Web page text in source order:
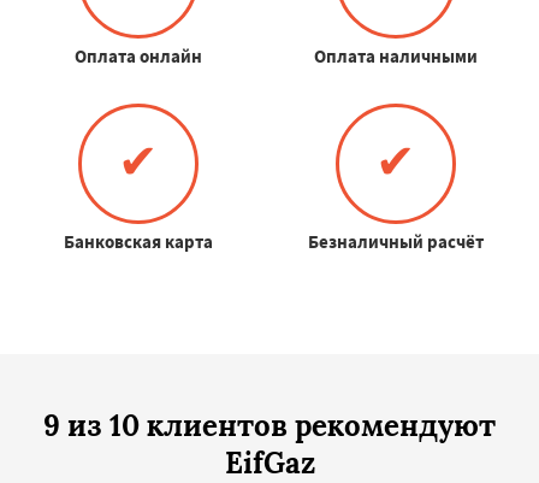
Оплата онлайн Оплата наличными
✔
Банковская карта
✔
Безналичный расчёт
9 из 10 клиентов рекомендуют
EifGaz